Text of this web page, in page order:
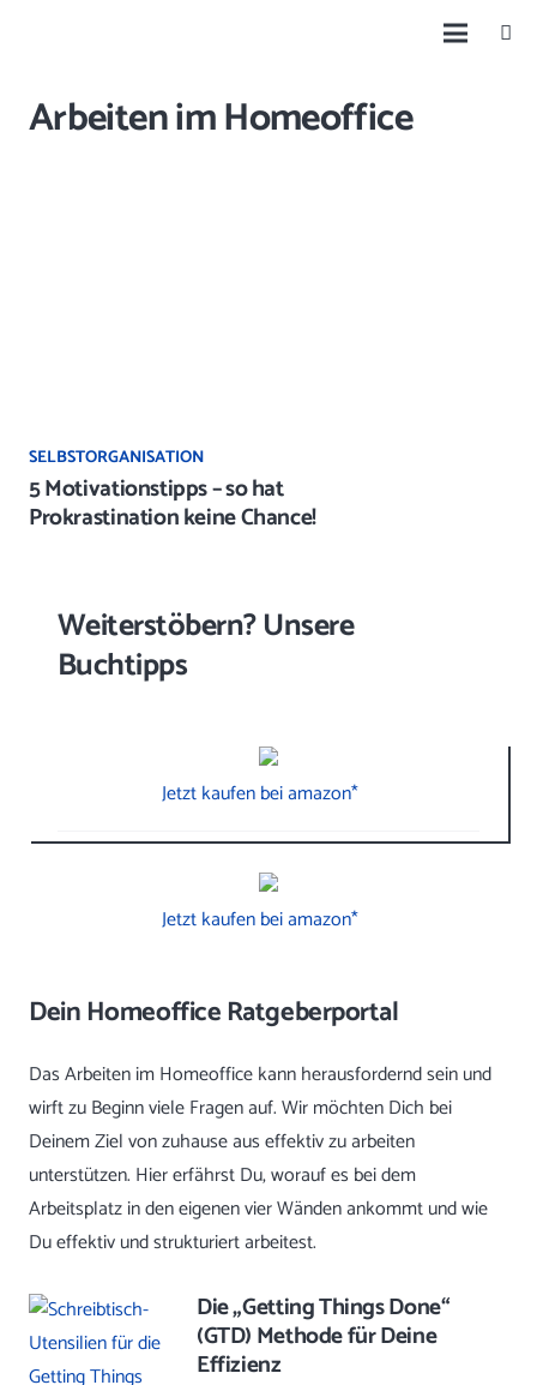
Arbeiten im Homeoffice
SELBSTORGANISATION
5 Motivationstipps – so hat
Prokrastination keine Chance!
Weiterstöbern? Unsere
Buchtipps
Jetzt kaufen bei amazon*
Jetzt kaufen bei amazon*
Dein Homeoffice Ratgeberportal
Das Arbeiten im Homeoffice kann herausfordernd sein und
wirft zu Beginn viele Fragen auf. Wir möchten Dich bei
Deinem Ziel von zuhause aus effektiv zu arbeiten
unterstützen. Hier erfährst Du, worauf es bei dem
Arbeitsplatz in den eigenen vier Wänden ankommt und wie
Du effektiv und strukturiert arbeitest.
Die „Getting Things Done“
(GTD) Methode für Deine
Effizienz